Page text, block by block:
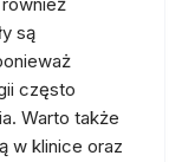
są
często
Warto także
w klinice oraz